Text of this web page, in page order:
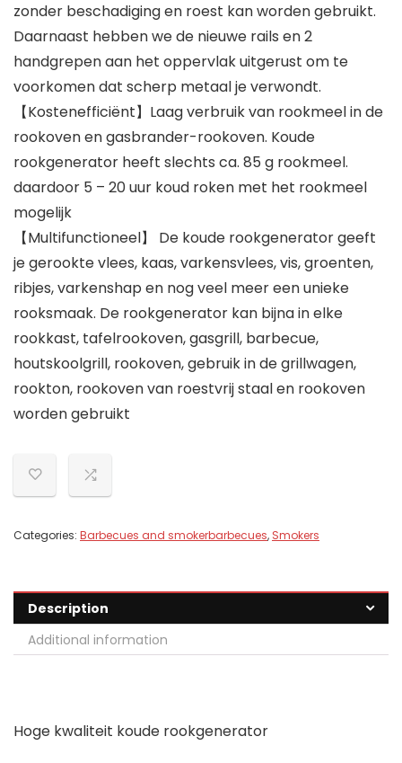
zonder beschadiging en roest kan worden gebruikt.
Daarnaast hebben we de nieuwe rails en 2
handgrepen aan het oppervlak uitgerust om te
voorkomen dat scherp metaal je verwondt.
【Kostenefficiënt】Laag verbruik van rookmeel in de
rookoven en gasbrander-rookoven. Koude
rookgenerator heeft slechts ca. 85 g rookmeel.
daardoor 5 – 20 uur koud roken met het rookmeel
mogelijk
【Multifunctioneel】 De koude rookgenerator geeft
je gerookte vlees, kaas, varkensvlees, vis, groenten,
ribjes, varkenshap en nog veel meer een unieke
rooksmaak. De rookgenerator kan bijna in elke
rookkast, tafelrookoven, gasgrill, barbecue,
houtskoolgrill, rookoven, gebruik in de grillwagen,
rookton, rookoven van roestvrij staal en rookoven
worden gebruikt
Categories: Barbecues and smokerbarbecues, Smokers
Description
Additional information
Hoge kwaliteit koude rookgenerator